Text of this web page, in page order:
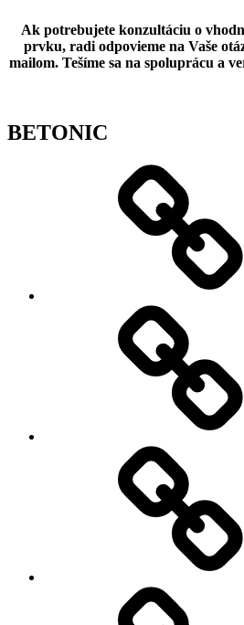
Ak potrebujete konzultáciu o
prvku, radi odpovieme na Vaše
mailom. Tešíme sa na spoluprácu a
BETONIC